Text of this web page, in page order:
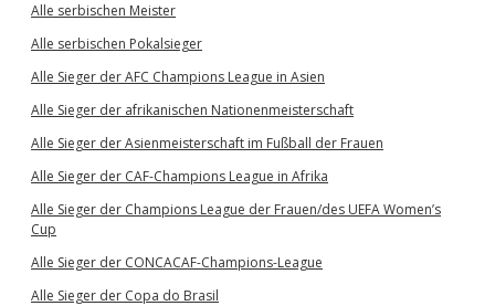
Alle serbischen Meister
Alle serbischen Pokalsieger
Alle Sieger der AFC Champions League in Asien
Alle Sieger der afrikanischen Nationenmeisterschaft
Alle Sieger der Asienmeisterschaft im Fußball der Frauen
Alle Sieger der CAF-Champions League in Afrika
Alle Sieger der Champions League der Frauen/des UEFA Women’s
Cup
Alle Sieger der CONCACAF-Champions-League
Alle Sieger der Copa do Brasil